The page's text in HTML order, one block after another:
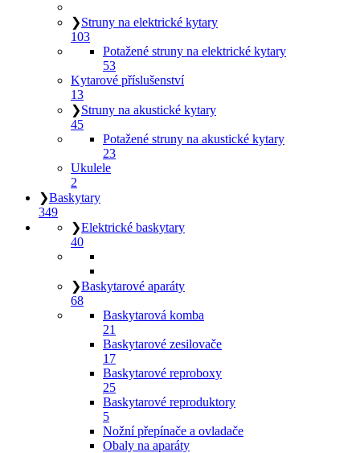
❯Struny na elektrické kytary
103
Potažené struny na elektrické kytary
53
Kytarové příslušenství
13
❯Struny na akustické kytary
45
Potažené struny na akustické kytary
23
Ukulele
2
❯Baskytary
349
❯Elektrické baskytary
40
❯Baskytarové aparáty
68
Baskytarová komba
21
Baskytarové zesilovače
17
Baskytarové reproboxy
25
Baskytarové reproduktory
5
Nožní přepínače a ovladače
Obaly na aparáty